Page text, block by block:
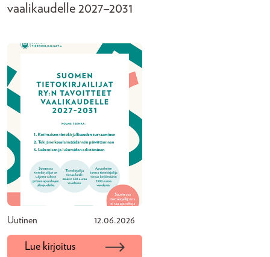
vaalikaudelle 2027–2031
Uutinen 12.06.2026
Lue kirjoitus